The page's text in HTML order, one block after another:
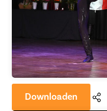
Downloaden